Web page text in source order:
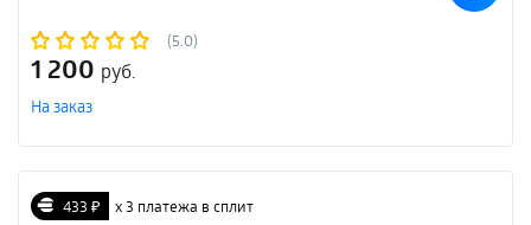
(5.0)
1 200 руб.
На заказ
433 ₽ х 3 платежа в сплит